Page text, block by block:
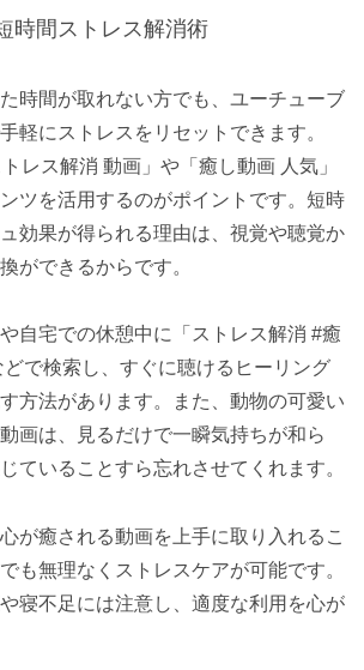
時間ストレス解消術
時間が取れない方でも、ユーチューブ
軽にストレスをリセットできます。
レス解消 動画」や「癒し動画 人気」
ツを活用するのがポイントです。短時
効果が得られる理由は、視覚や聴覚か
ができるからです。
自宅での休憩中に「ストレス解消 #癒
どで検索し、すぐに聴けるヒーリング
方法があります。また、動物の可愛い
画は、見るだけで一瞬気持ちが和ら
ていることすら忘れさせてくれます。
が癒される動画を上手に取り入れるこ
も無理なくストレスケアが可能です。
寝不足には注意し、適度な利用を心が